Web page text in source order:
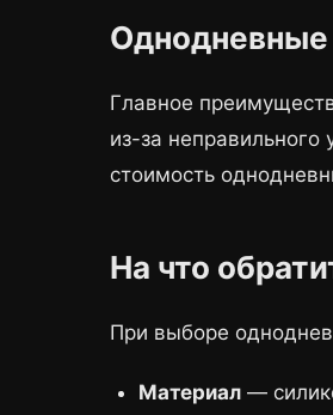
Однодневные
Главное
из-за
стоимость
На что
При выборе
Материал —